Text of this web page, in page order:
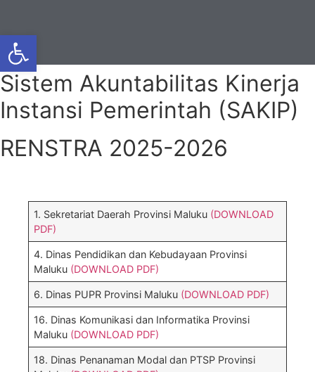
Sistem Akuntabilitas Kinerja
Instansi Pemerintah (SAKIP)
RENSTRA 2025-2026
1. Sekretariat Daerah Provinsi Maluku (DOWNLOAD
PDF)
4. Dinas Pendidikan dan Kebudayaan Provinsi
Maluku (DOWNLOAD PDF)
6. Dinas PUPR Provinsi Maluku (DOWNLOAD PDF)
16. Dinas Komunikasi dan Informatika Provinsi
Maluku (DOWNLOAD PDF)
18. Dinas Penanaman Modal dan PTSP Provinsi
Open toolbar